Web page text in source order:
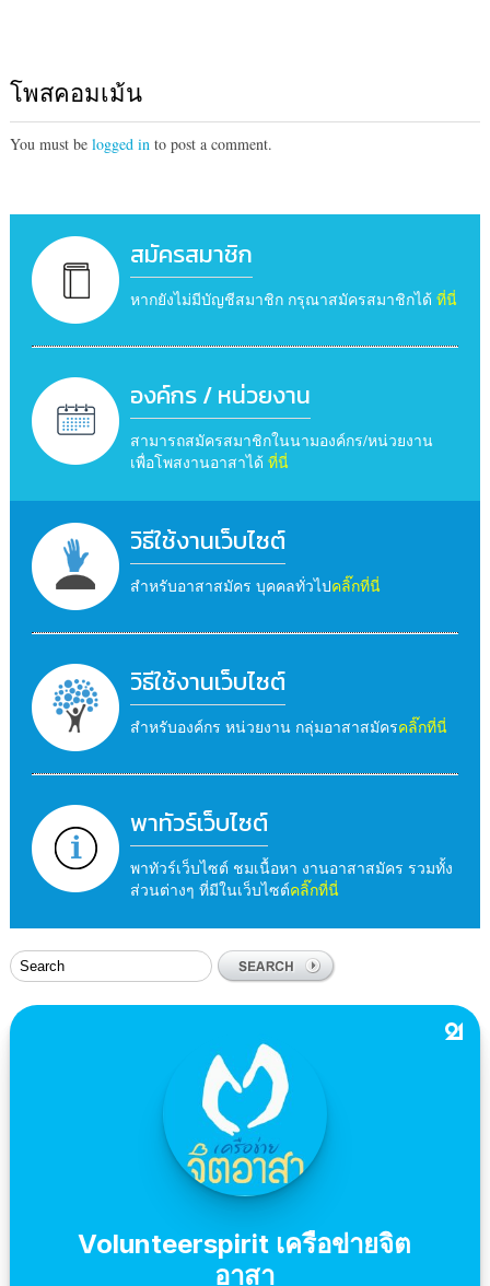
โพสคอมเม้น
You must be logged into post a comment.
สมัครสมาชิก
หากยังไม่มีบัญชีสมาชิก กรุณาสมัครสมาชิกได้ ที่นี่
องค์กร / หน่วยงาน
สามารถสมัครสมาชิกในนามองค์กร/หน่วยงาน
เพื่อโพสงานอาสาได้ ที่นี่
วิธีใช้งานเว็บไซต์
สำหรับอาสาสมัคร บุคคลทั่วไปคลิ๊กที่นี่
วิธีใช้งานเว็บไซต์
สำหรับองค์กร หน่วยงาน กลุ่มอาสาสมัครคลิ๊กที่นี่
พาทัวร์เว็บไซต์
พาทัวร์เว็บไซต์ ชมเนื้อหา งานอาสาสมัคร รวมทั้ง
ส่วนต่างๆ ที่มีในเว็บไซต์คลิ๊กที่นี่